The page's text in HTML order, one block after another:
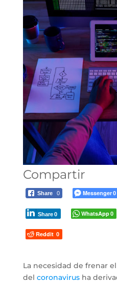
Compartir
Share 0 Messenger0
Share0 WhatsApp0
Reddit 0
La necesidad de frenar
del coronavirus ha